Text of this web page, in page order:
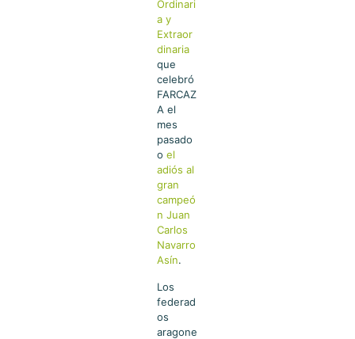
Ordinari
a y
Extraor
dinaria
que
celebró
FARCAZ
A el
mes
pasado
o el
adiós al
gran
campeó
n Juan
Carlos
Navarro
Asín.
Los
federad
os
aragone